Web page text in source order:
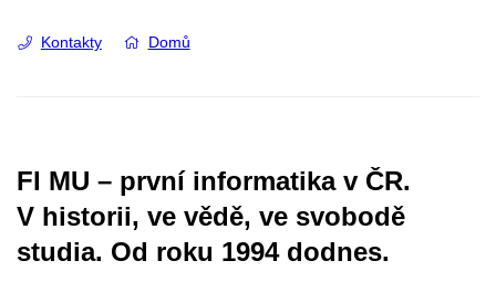
Kontakty Domů
FI MU – první informatika v ČR.
V historii, ve vědě, ve svobodě
studia. Od roku 1994 dodnes.